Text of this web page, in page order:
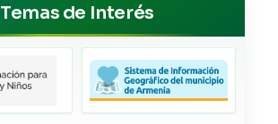
Temas de Interés